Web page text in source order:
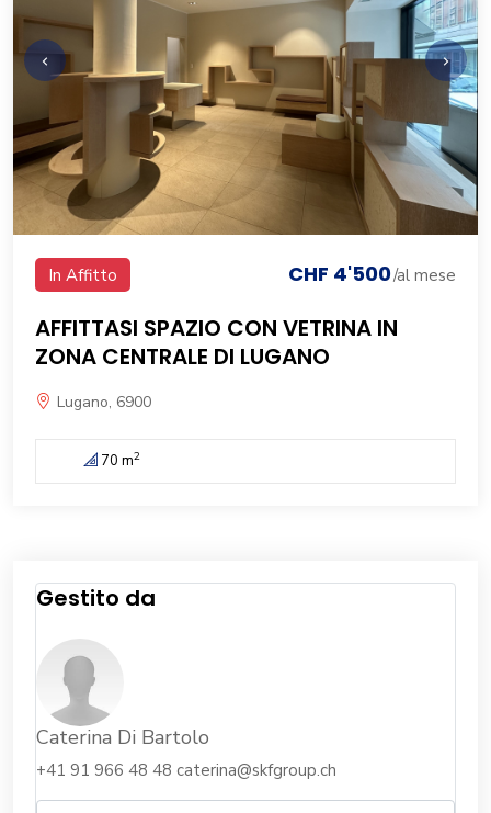
In Affitto CHF 4'500/al mese
AFFITTASI SPAZIO CON VETRINA IN
ZONA CENTRALE DI LUGANO
Lugano, 6900
70 m2
Gestito da
Caterina Di Bartolo
+41 91 966 48 48 caterina@skfgroup.ch